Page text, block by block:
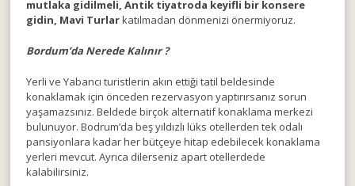
mutlaka gidilmeli, Antik tiyatroda keyifli bir konsere
gidin, Mavi Turlarkatılmadan dönmenizi önermiyoruz.
Bordum’da Nerede Kalınır ?
Yerli ve Yabancı turistlerin akın ettiği tatil beldesinde
konaklamak için önceden rezervasyon yaptırırsanız sorun
yaşamazsınız. Beldede birçok alternatif konaklama merkezi
bulunuyor. Bodrum’da beş yıldızlı lüks otellerden tek odalı
pansiyonlara kadar her bütçeye hitap edebilecek konaklama
yerleri mevcut. Ayrıca dilerseniz apart otellerdede
kalabilirsiniz.